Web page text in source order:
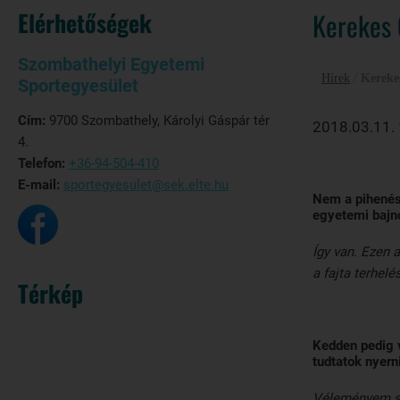
Elérhetőségek
Szombathelyi Egyetemi
Sportegyesület
Cím: 9700 Szombathely, Károlyi Gáspár tér
4.
Telefon: +36-94-504-410
E-mail: sportegyesulet@sek.elte.hu
Térkép
Hírek
2018.03.11.
Nem a
egyetemi
Így van. Ezen
a fajta
Kedden
tudtatok